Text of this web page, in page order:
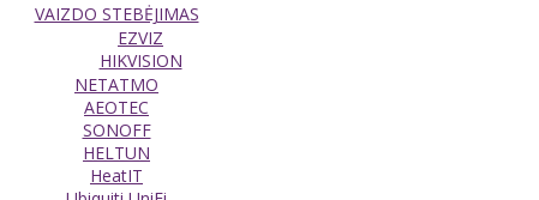
VAIZDO STEBĖJIMAS
EZVIZ
HIKVISION
NETATMO
AEOTEC
SONOFF
HELTUN
HeatIT